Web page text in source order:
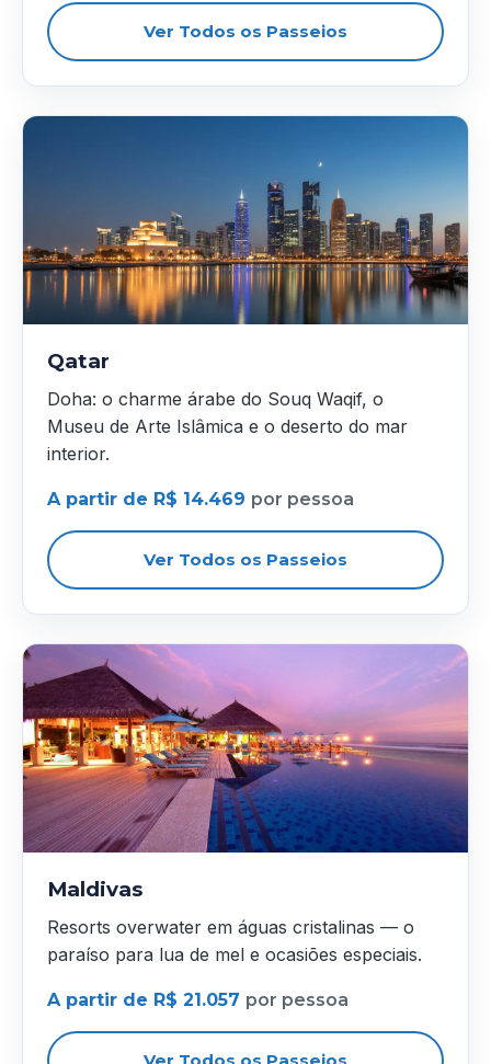
Ver Todos os Passeios
Qatar
Doha: o charme árabe do Souq Waqif, o
Museu de Arte Islâmica e o deserto do mar
interior.
A partir de R$ 14.469 por pessoa
Ver Todos os Passeios
Maldivas
Resorts overwater em águas cristalinas — o
paraíso para lua de mel e ocasiões especiais.
A partir de R$ 21.057 por pessoa
Ver Todos os Passeios